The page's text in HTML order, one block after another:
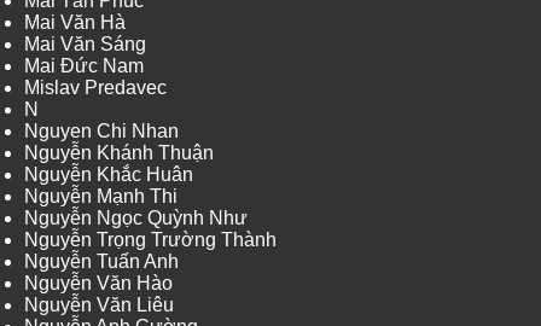
Mai Văn Hà
Mai Văn Sáng
Mai Đức Nam
Mislav Predavec
N
Nguyen Chi Nhan
Nguyễn Khánh Thuận
Nguyễn Khắc Huân
Nguyễn Mạnh Thi
Nguyễn Ngọc Quỳnh Như
Nguyễn Trọng Trường Thành
Nguyễn Tuấn Anh
Nguyễn Văn Hào
Nguyễn Văn Liêu